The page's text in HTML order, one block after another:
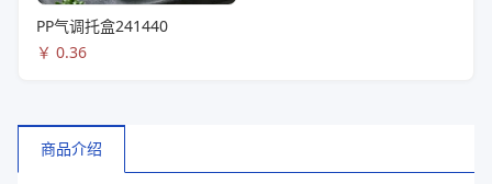
PP气调托盒241440
￥ 0.36
商品介绍